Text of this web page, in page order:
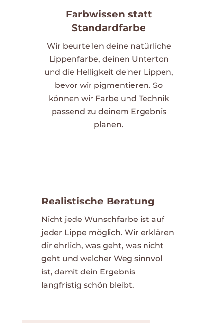
Farbwissen statt
Standardfarbe
Wir beurteilen deine natürliche
Lippenfarbe, deinen Unterton
und die Helligkeit deiner Lippen,
bevor wir pigmentieren. So
können wir Farbe und Technik
passend zu deinem Ergebnis
planen.
Realistische Beratung
Nicht jede Wunschfarbe ist auf
jeder Lippe möglich. Wir erklären
dir ehrlich, was geht, was nicht
geht und welcher Weg sinnvoll
ist, damit dein Ergebnis
langfristig schön bleibt.